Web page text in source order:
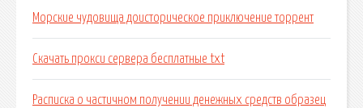
Морские чудовища доисторическое приключение торрент
Скачать прокси сервера бесплатные txt
Расписка о частичном получении денежных средств образец